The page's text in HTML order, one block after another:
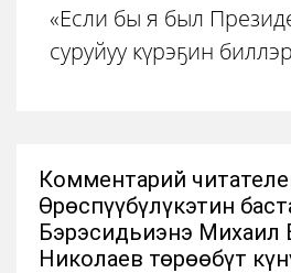
«Если бы я был
суруйуу күрэҕин
Комментарий
Өрөспүүбүлүкэтин
Бэрэсидьиэнэ Михаил
Николаев төрөөбүт